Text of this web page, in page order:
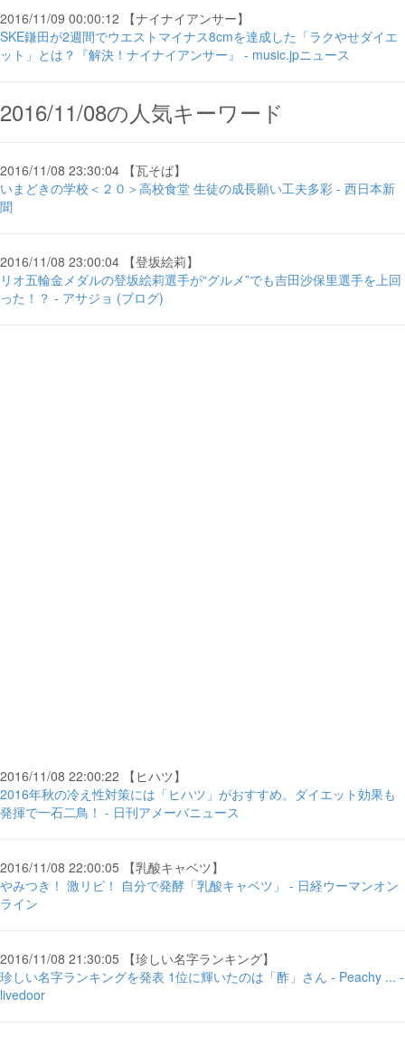
2016/11/09 00:00:12 【ナイナイアンサー】
SKE鎌田が2週間でウエストマイナス8cmを達成した「ラクやせダイエ
ット」とは？『解決！ナイナイアンサー』 - music.jpニュース
2016/11/08の人気キーワード
2016/11/08 23:30:04 【瓦そば】
いまどきの学校＜２０＞高校食堂 生徒の成長願い工夫多彩 - 西日本新
聞
2016/11/08 23:00:04 【登坂絵莉】
リオ五輪金メダルの登坂絵莉選手が“グルメ”でも吉田沙保里選手を上回
った！？ - アサジョ (ブログ)
2016/11/08 22:00:22 【ヒハツ】
2016年秋の冷え性対策には「ヒハツ」がおすすめ。ダイエット効果も
発揮で一石二鳥！ - 日刊アメーバニュース
2016/11/08 22:00:05 【乳酸キャベツ】
やみつき！ 激リピ！ 自分で発酵「乳酸キャベツ」 - 日経ウーマンオン
ライン
2016/11/08 21:30:05 【珍しい名字ランキング】
珍しい名字ランキングを発表 1位に輝いたのは「酢」さん - Peachy ... -
livedoor